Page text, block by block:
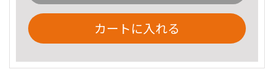
カートに入れる